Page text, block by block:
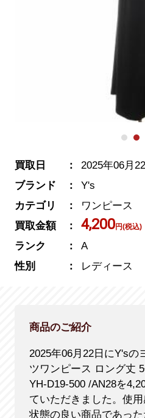
買取日
2025年06月
ブランド
Y's
カテゴリ
ワンピース
買取金額
4,200円(税込)
ランク
A
性別
レディース
商品のご紹介
2025年06月22日にY'sの
ツワンピース ロング丈
YH-D19-500 /AN28を
ていただきました。使
状態の良い商品であっ